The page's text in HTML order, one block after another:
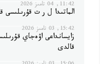
11:42, 04 تامىز 2026
الماتىدا ل ر ت قۇرىلىسى
15:42, 03 تامىز 2026
زايسانداعى اۋەجاي
قالدى